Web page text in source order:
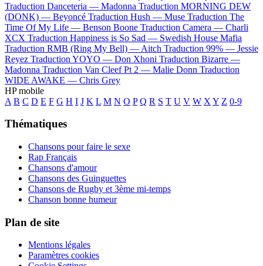
Traduction Danceteria — Madonna Traduction MORNING DEW
(DONK) — Beyoncé Traduction Hush — Muse Traduction The
Time Of My Life — Benson Boone Traduction Camera — Charli
XCX Traduction Happiness is So Sad — Swedish House Mafia
Traduction RMB (Ring My Bell) — Aitch Traduction 99% — Jessie
Reyez Traduction YOYO — Don Xhoni Traduction Bizarre —
Madonna Traduction Van Cleef Pt 2 — Malie Donn Traduction
WIDE AWAKE — Chris Grey
HP mobile
A B C D E F G H I J K L M N O P Q R S T U V W X Y Z 0-9
Thématiques
Chansons pour faire le sexe
Rap Français
Chansons d'amour
Chansons des Guinguettes
Chansons de Rugby et 3ème mi-temps
Chanson bonne humeur
Plan de site
Mentions légales
Paramètres cookies